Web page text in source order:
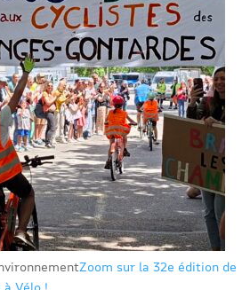
Zoom sur la 32e édition de